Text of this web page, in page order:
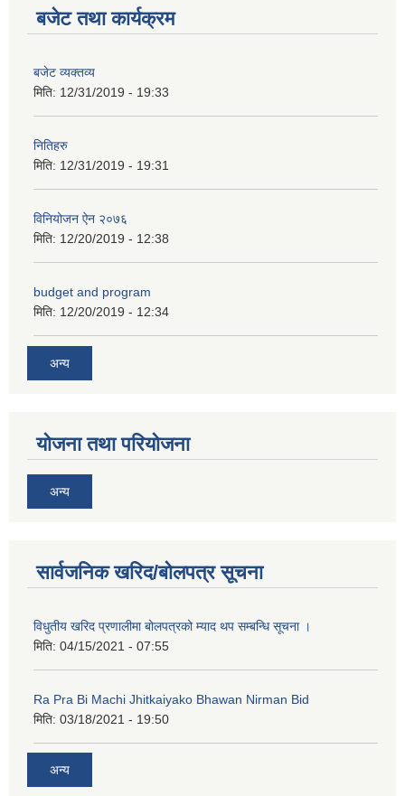
बजेट तथा कार्यक्रम
बजेट व्यक्तव्य
मिति: 12/31/2019 - 19:33
नितिहरु
मिति: 12/31/2019 - 19:31
विनियोजन ऐन २०७६
मिति: 12/20/2019 - 12:38
budget and program
मिति: 12/20/2019 - 12:34
अन्य
योजना तथा परियोजना
अन्य
सार्वजनिक खरिद/बोलपत्र सूचना
विधुतीय खरिद प्रणालीमा बोलपत्रको म्याद थप सम्बन्धि सूचना ।
मिति: 04/15/2021 - 07:55
Ra Pra Bi Machi Jhitkaiyako Bhawan Nirman Bid
मिति: 03/18/2021 - 19:50
अन्य